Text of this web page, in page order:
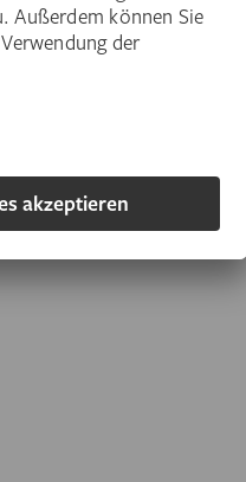
als PDF
Städel Museum